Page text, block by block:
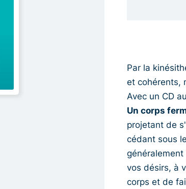
Par la
et cohérents,
Avec un CD
Un corps
projetant de
cédant sous
vos désirs, à
corps et de